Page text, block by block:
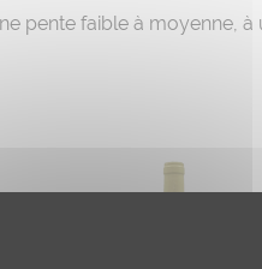
pente faible à moyenne, à